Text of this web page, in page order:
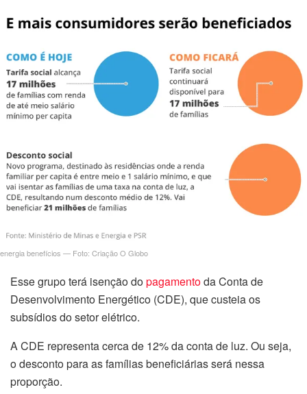
energia benefícios — Foto: Criação O Globo
Esse grupo terá isenção dopagamentoda Conta de
Desenvolvimento Energético (CDE), que custeia os
subsídios do setor elétrico.
A CDE representa cerca de 12% da conta de luz. Ou seja,
o desconto para as famílias beneficiárias será nessa
proporção.